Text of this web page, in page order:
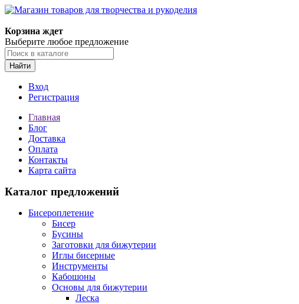
Корзина ждет
Выберите любое предложение
Найти
Вход
Регистрация
Главная
Блог
Доставка
Оплата
Контакты
Карта сайта
Каталог предложений
Бисероплетение
Бисер
Бусины
Заготовки для бижутерии
Иглы бисерные
Инструменты
Кабошоны
Основы для бижутерии
Леска